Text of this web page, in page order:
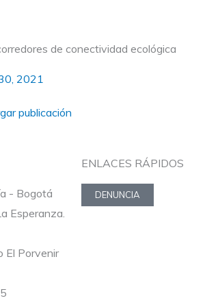
de conectividad ecológica
2021
publicación
- Bogotá
Esperanza.
El Porvenir
ENLACES RÁPIDOS
DENUNCIA